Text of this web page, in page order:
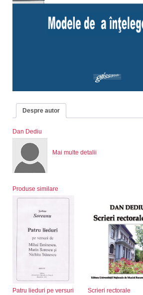
Despre autor
Dan Dediu
Mai multe detalii
Produse similare
Patru lieduri pe versuri
Scrieri rectorale